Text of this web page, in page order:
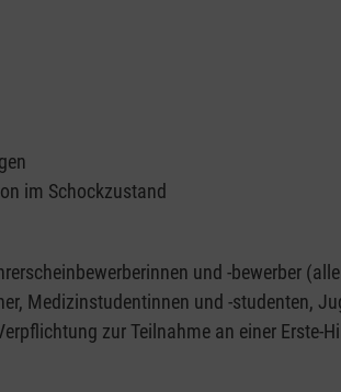
im Schockzustand
und -bewerber
Medizinstudentinnen und -studenten,
zur Teilnahme an einer Erste-